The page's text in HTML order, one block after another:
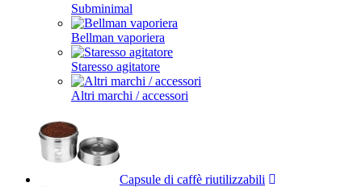
Subminimal
Bellman vaporiera
Staresso agitatore
Altri marchi / accessori
Capsule di caffè riutilizzabili